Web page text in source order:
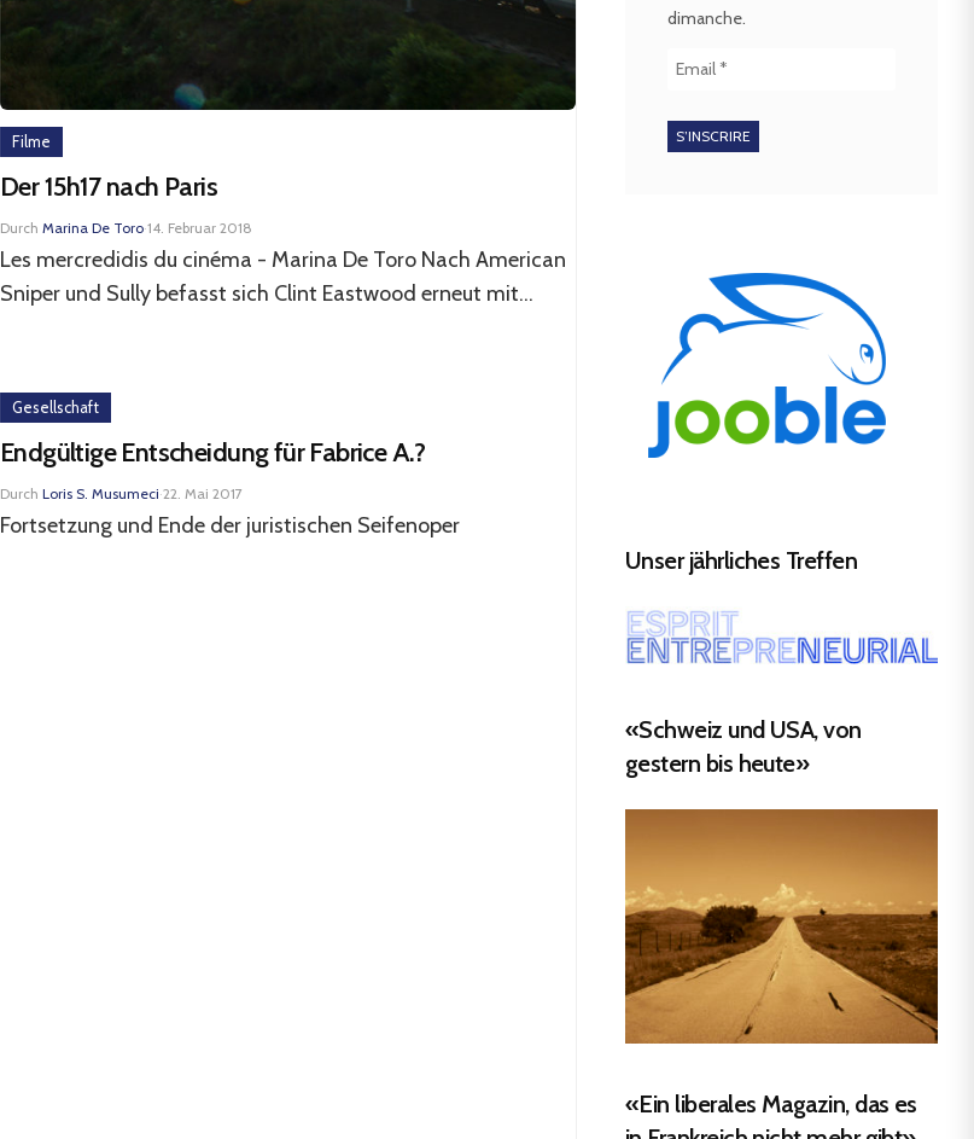
Filme
Der 15h17 nach Paris
Durch Marina De Toro·14. Februar 2018
Les mercredidis du cinéma - Marina De Toro Nach American
Sniper und Sully befasst sich Clint Eastwood erneut mit...
Gesellschaft
Endgültige Entscheidung für Fabrice A.?
Durch Loris S. Musumeci·22. Mai 2017
Fortsetzung und Ende der juristischen Seifenoper
dimanche.
Unser jährliches Treffen
«Schweiz und USA, von
gestern bis heute»
«Ein liberales Magazin, das es